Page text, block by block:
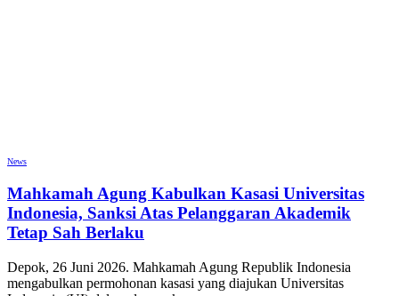
News
Mahkamah Agung Kabulkan Kasasi Universitas
Indonesia, Sanksi Atas Pelanggaran Akademik
Tetap Sah Berlaku
Depok, 26 Juni 2026. Mahkamah Agung Republik Indonesia
mengabulkan permohonan kasasi yang diajukan Universitas